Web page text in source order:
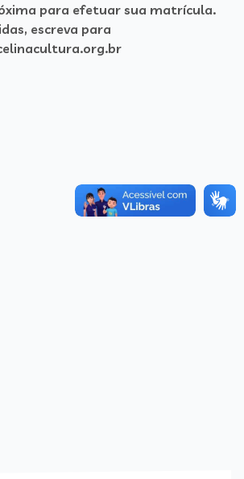
para efetuar sua matrícula.
escreva para